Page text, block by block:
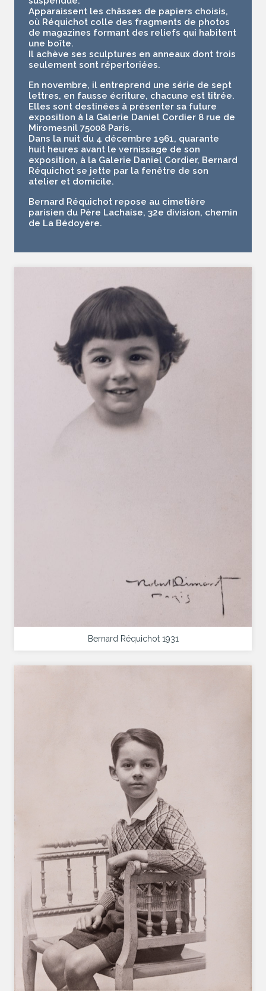
Apparaissent les châsses de papiers choisis,
où Réquichot colle des fragments de photos
de magazines formant des reliefs qui habitent
une boîte.
Il achève ses sculptures en anneaux dont trois
seulement sont répertoriées.
En novembre, il entreprend une série de sept
lettres, en fausse écriture, chacune est titrée.
Elles sont destinées à présenter sa future
exposition à la Galerie Daniel Cordier 8 rue de
Miromesnil 75008 Paris.
Dans la nuit du 4 décembre 1961, quarante
huit heures avant le vernissage de son
exposition, à la Galerie Daniel Cordier, Bernard
Réquichot se jette par la fenêtre de son
atelier et domicile.
Bernard Réquichot repose au cimetière
parisien du Père Lachaise, 32e division, chemin
de La Bédoyère.
Bernard Réquichot 1931